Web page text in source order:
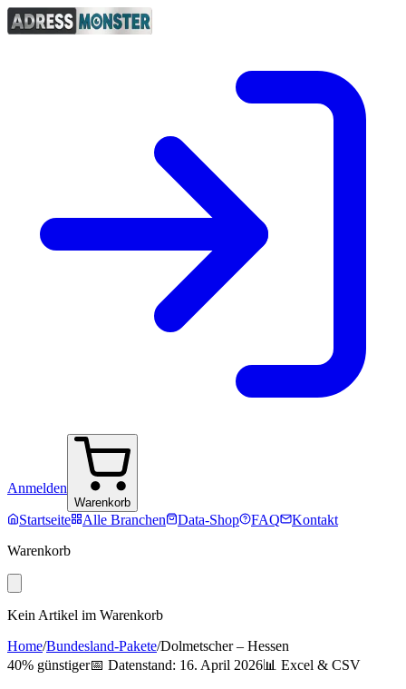
Anmelden
Warenkorb
Startseite Alle Branchen Data-Shop FAQ
Kontakt
Warenkorb
Kein Artikel im Warenkorb
Home/Bundesland-Pakete/Dolmetscher– Hessen
40% günstiger📅 Datenstand: 16. April 2026📊 Excel & CSV